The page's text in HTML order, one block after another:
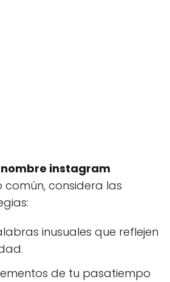
nombre instagram
común, considera las
inusuales que reflejen
de tu pasatiempo